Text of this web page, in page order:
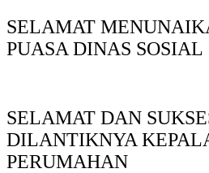
SELAMAT
PUASA DINAS SOSIAL
SELAMAT DAN
DILANTIKNYA
PERUMAHAN